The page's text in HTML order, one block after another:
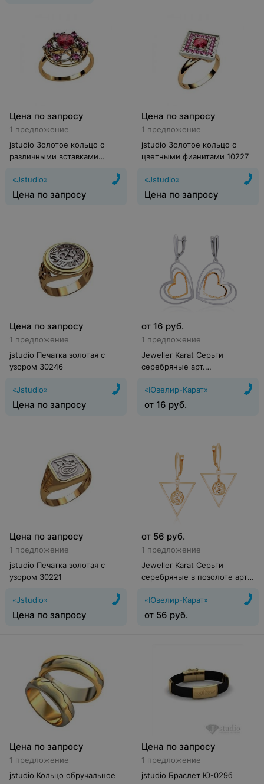
Цена по запросу
1 предложение
jstudio Золотое кольцо с
различными вставками
«Jstudio»
Цена по запросу
Цена по запросу
1 предложение
jstudio Золотое кольцо c
цветными фианитами 10227
«Jstudio»
Цена по запросу
Цена по запросу
1 предложение
jstudio Печатка золотая с
узором 30246
«Jstudio»
Цена по запросу
от 16 руб.
1 предложение
Jeweller Karat Серьги
серебряные арт.
«Ювелир-Карат»
от 16 руб.
Цена по запросу
1 предложение
jstudio Печатка золотая с
узором 30221
«Jstudio»
Цена по запросу
от 56 руб.
1 предложение
Jeweller Karat Серьги
серебряные в позолоте арт.
«Ювелир-Карат»
от 56 руб.
Цена по запросу
1 предложение
jstudio Кольцо обручальное
Цена по запросу
1 предложение
jstudio Браслет Ю-029б